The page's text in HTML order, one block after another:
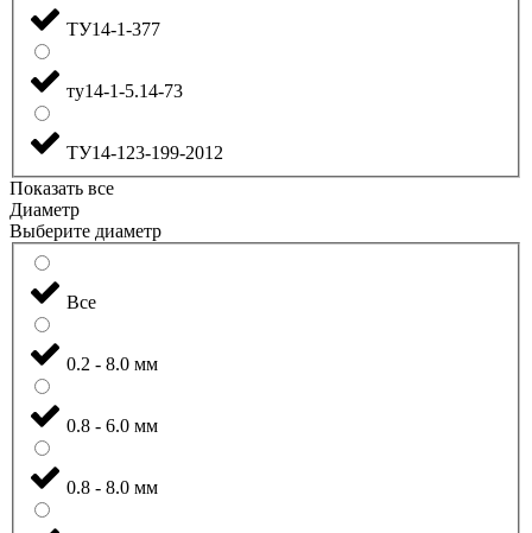
ТУ14-1-377
ту14-1-5.14-73
ТУ14-123-199-2012
Показать все
Диаметр
Выберите диаметр
Все
0.2 - 8.0 мм
0.8 - 6.0 мм
0.8 - 8.0 мм